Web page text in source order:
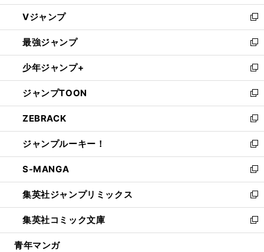
ウ
ィ
ン
ド
ウ
で
開
く
し
い
ウ
ィ
ン
ド
ウ
で
開
く
Vジャンプ
新
し
い
ウ
ィ
ン
ド
ウ
で
開
く
最強ジャンプ
新
し
い
ウ
ィ
ン
ド
ウ
で
開
く
少年ジャンプ+
新
し
い
ウ
ィ
ン
ド
ウ
で
開
く
ジャンプTOON
新
し
い
ウ
ィ
ン
ド
ウ
で
開
く
ZEBRACK
新
し
い
ウ
ィ
ン
ド
ウ
で
開
ジャンプルーキー！
新
し
い
ウ
ィ
ン
ド
ウ
S-MANGA
新
し
い
ウ
ィ
ン
集英社ジャンプリミックス
新
し
い
ウ
集英社コミック文庫
新
し
青年マンガ